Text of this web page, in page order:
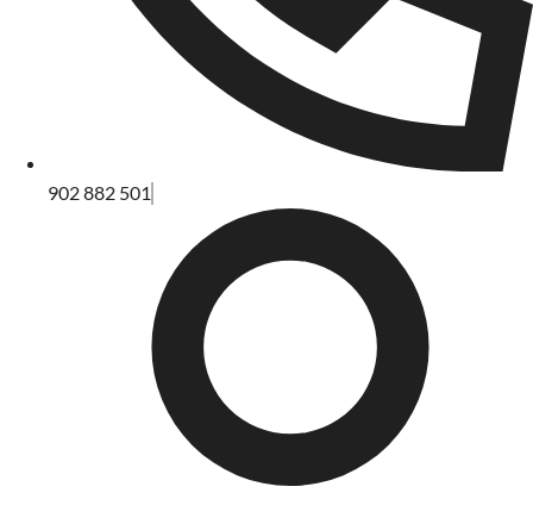
902 882 501